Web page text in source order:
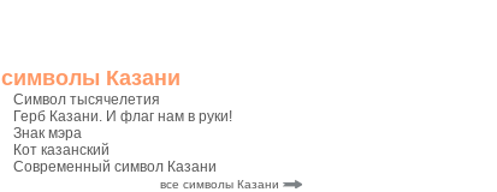
символы Казани
Символ тысячелетия
Герб Казани. И флаг нам в руки!
Знак мэра
Кот казанский
Современный символ Казани
все символы Казани